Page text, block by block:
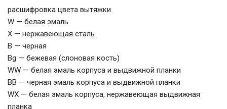
расшифровка цвета вытяжки
W — белая эмаль
X — нержавеющая сталь
B — черная
Bg — бежевая (слоновая кость)
WW — белая эмаль корпуса и выдвижной планки
BB — черная эмаль корпуса и выдвижной планки
WX — белая эмаль корпуса, нержавеющая выдвижная
планка